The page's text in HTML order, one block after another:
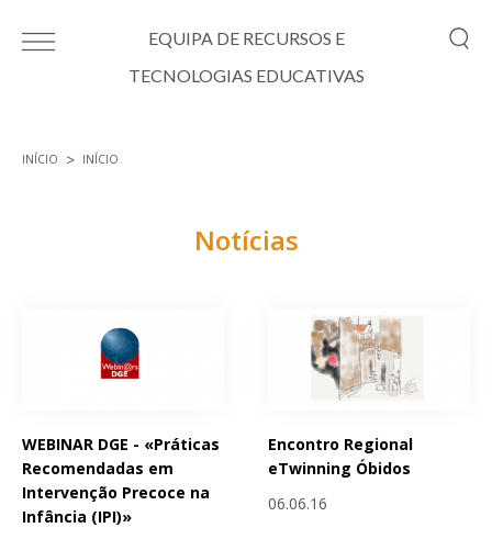
EQUIPA DE RECURSOS E
TECNOLOGIAS EDUCATIVAS
INÍCIO INÍCIO
Notícias
WEBINAR DGE - «Práticas
Recomendadas em
Intervenção Precoce na
Infância (IPI)»
Encontro Regional
eTwinning Óbidos
06.06.16
Páginas